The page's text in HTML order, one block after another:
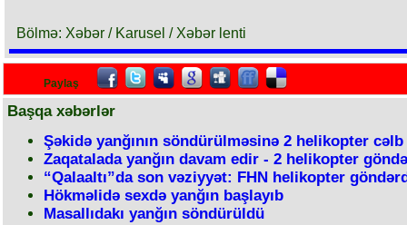
Bölmə: Xəbər / Karusel / Xəbər lenti
Paylaş
Başqa xəbərlər
Şəkidə yanğının söndürülməsinə 2 helikopter
Zaqatalada yanğın davam edir - 2 helikopter
“Qalaaltı”da son vəziyyət: FHN helikopter
Hökməlidə sexdə yanğın başlayıb
Masallıdakı yanğın söndürüldü